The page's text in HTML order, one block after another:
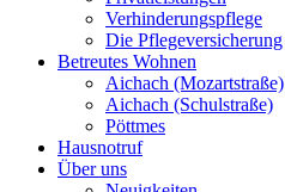
Verhinderungspflege
Die Pflegeversicherung
Betreutes Wohnen
Aichach (Mozartstraße)
Aichach (Schulstraße)
Pöttmes
Hausnotruf
Über uns